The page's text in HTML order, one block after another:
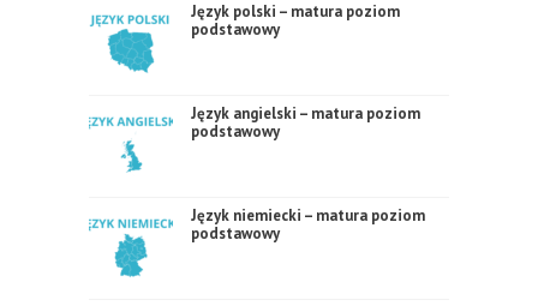
Język polski – matura poziom
podstawowy
Język angielski – matura poziom
podstawowy
Język niemiecki – matura poziom
podstawowy